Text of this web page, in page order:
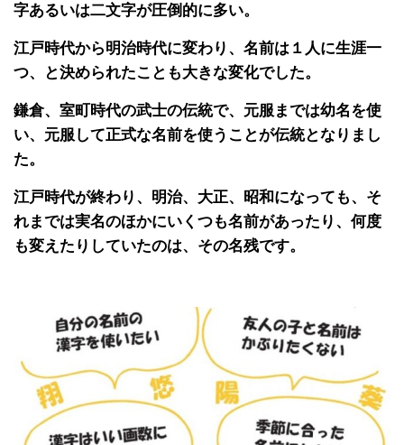
字あるいは二文字が圧倒的に多い。
江戸時代から明治時代に変わり、名前は１人に生涯一
つ、と決められたことも大きな変化でした。
鎌倉、室町時代の武士の伝統で、元服までは幼名を使
い、元服して正式な名前を使うことが伝統となりまし
た。
江戸時代が終わり、明治、大正、昭和になっても、そ
れまでは実名のほかにいくつも名前があったり、何度
も変えたりしていたのは、その名残です。